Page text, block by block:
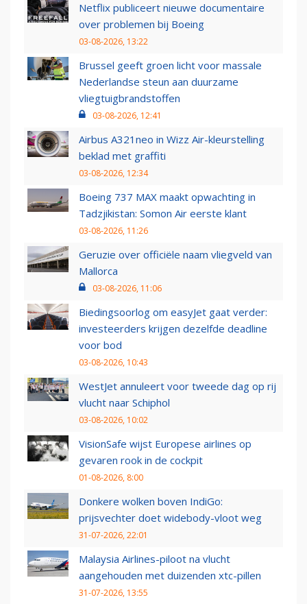
Netflix publiceert nieuwe documentaire
over problemen bij Boeing
03-08-2026, 13:22
Brussel geeft groen licht voor massale
Nederlandse steun aan duurzame
vliegtuigbrandstoffen
03-08-2026, 12:41
Airbus A321neo in Wizz Air-kleurstelling
beklad met graffiti
03-08-2026, 12:34
Boeing 737 MAX maakt opwachting in
Tadzjikistan: Somon Air eerste klant
03-08-2026, 11:26
Geruzie over officiële naam vliegveld van
Mallorca
03-08-2026, 11:06
Biedingsoorlog om easyJet gaat verder:
investeerders krijgen dezelfde deadline
voor bod
03-08-2026, 10:43
WestJet annuleert voor tweede dag op rij
vlucht naar Schiphol
03-08-2026, 10:02
VisionSafe wijst Europese airlines op
gevaren rook in de cockpit
01-08-2026, 8:00
Donkere wolken boven IndiGo:
prijsvechter doet widebody-vloot weg
31-07-2026, 22:01
Malaysia Airlines-piloot na vlucht
aangehouden met duizenden xtc-pillen
31-07-2026, 13:55